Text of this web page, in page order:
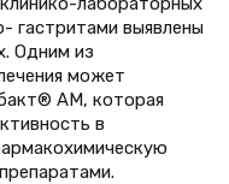
гастритами выявлены
Одним из
может
АМ, которая
в